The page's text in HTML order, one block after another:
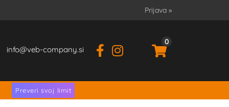
Prijava »
info veb-company.si
0
Preveri svoj limit